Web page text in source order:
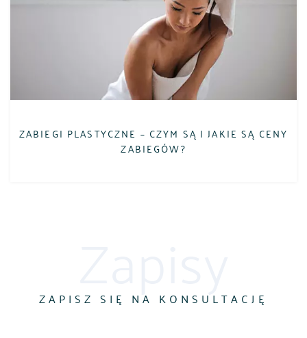
ZABIEGI PLASTYCZNE – CZYM SĄ I JAKIE SĄ CENY
ZABIEGÓW?
ZAPISZ SIĘ NA KONSULTACJĘ